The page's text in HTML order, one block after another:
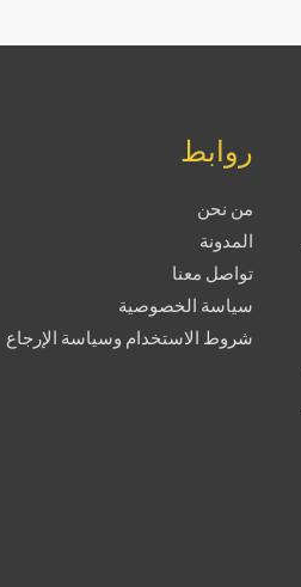
روابط
من نحن
المدونة
تواصل معنا
سياسة الخصوصية
شروط الاستخدام وسياسة الإرجاع